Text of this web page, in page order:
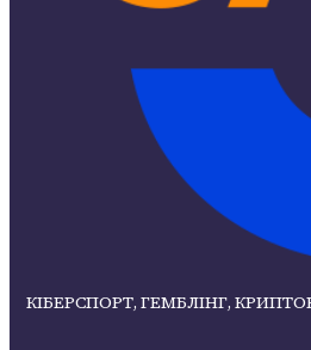
КІБЕРСПОРТ, ГЕМБЛІНГ,